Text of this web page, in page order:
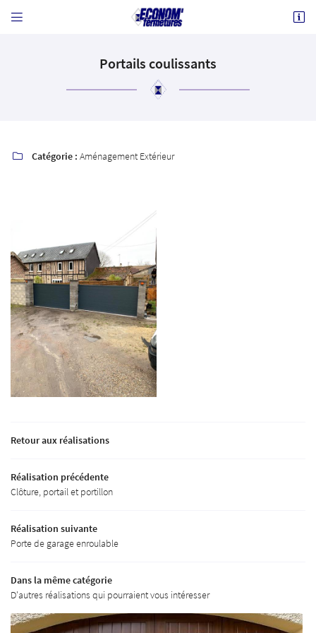

Extérieures
Extérieur

 Code Captcha
Rafraîchir le captcha
En cochant cette case, vous consentez à recevoir nos propositions commerciales à l'adresse
email indiqué ci-dessus. Vous pouvez vous désinscrire à tout moment en utilisant
formulaire de désinscription
Inscription
Portails coulissants
 Catégorie : Aménagement Extérieur
Retour aux réalisations
Réalisation précédente
Clôture, portail et portillon
Réalisation suivante
Porte de garage enroulable
Dans la même catégorie
D'autres réalisations qui pourraient vous intéresser